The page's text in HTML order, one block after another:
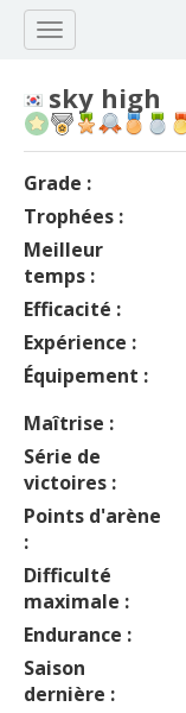
sky high
Grade :
Trophées :
Meilleur
temps :
Efficacité :
Expérience :
Équipement :
Maîtrise :
Série de
victoires :
Points d'arène
:
Difficulté
maximale :
Endurance :
Saison
dernière :